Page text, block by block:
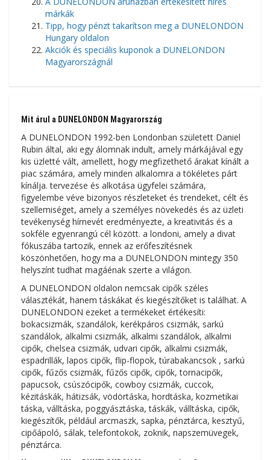
márkák
Tipp, hogy pénzt takarítson meg a DUNELONDON
Hungary oldalon
Akciók és speciális kuponok a DUNELONDON
Magyarországnál
Mit árul a DUNELONDON Magyarország
A DUNELONDON 1992-ben Londonban született Daniel
Rubin által, aki egy álomnak indult, amely márkájával egy
kis üzletté vált, amellett, hogy megfizethető árakat kínált a
piac számára, amely minden alkalomra a tökéletes párt
kínálja. tervezése és alkotása ügyfelei számára,
figyelembe véve bizonyos részleteket és trendeket, célt és
szellemiséget, amely a személyes növekedés és az üzleti
tevékenység hírnevét eredményezte, a kreativitás és a
sokféle egyenrangú cél között. a londoni, amely a divat
fókuszába tartozik, ennek az erőfeszítésnek
köszönhetően, hogy ma a DUNELONDON mintegy 350
helyszínt tudhat magáénak szerte a világon.
A DUNELONDON oldalon nemcsak cipők széles
választékát, hanem táskákat és kiegészítőket is találhat. A
DUNELONDON ezeket a termékeket értékesíti:
bokacsizmák, szandálok, kerékpáros csizmák, sarkú
szandálok, alkalmi csizmák, alkalmi szandálok, alkalmi
cipők, chelsea csizmák, udvari cipők, alkalmi csizmák,
espadrillák, lapos cipők, flip-flopok, túrabakancsok , sarkú
cipők, fűzős csizmák, fűzős cipők, cipők, tornacipők,
papucsok, csúszócipők, cowboy csizmák, cuccok,
kézitáskák, hátizsák, vödörtáska, hordtáska, kozmetikai
táska, válltáska, poggyásztáska, táskák, válltáska, cipők,
kiegészítők, például arcmaszk, sapka, pénztárca, kesztyű,
cipőápoló, sálak, telefontokok, zoknik, napszemüvegek,
pénztárca.